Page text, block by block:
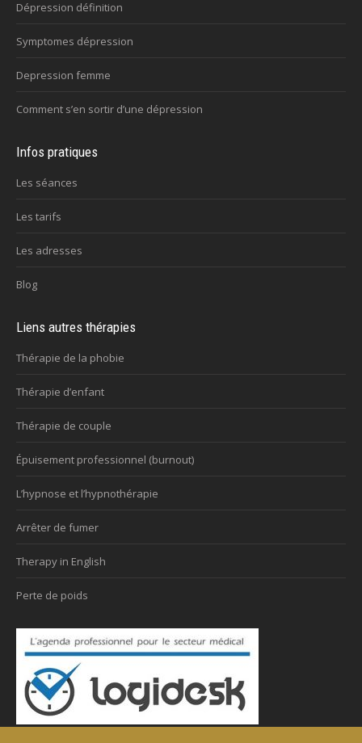
Dépression définition
Symptomes dépression
Depression femme
Comment s’en sortir d’une dépression
Infos pratiques
Les séances
Les tarifs
Les adresses
Blog
Liens autres thérapies
Thérapie de la phobie
Thérapie d’enfant
Thérapie de couple
Épuisement professionnel (burnout)
L’hypnose et l’hypnothérapie
Arrêter de fumer
Therapy in English
Perte de poids